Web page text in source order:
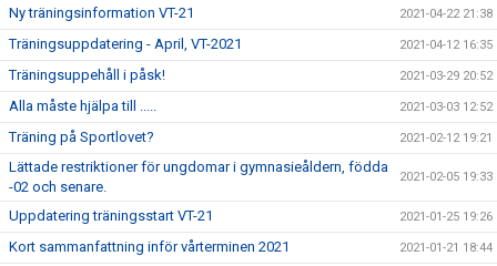
Ny träningsinformation VT-21 2021-04-22 21:38
Träningsuppdatering - April, VT-2021 2021-04-12 16:35
Träningsuppehåll i påsk! 2021-03-29 20:52
Alla måste hjälpa till ..... 2021-03-03 12:52
Träning på Sportlovet? 2021-02-12 19:21
Lättade restriktioner för ungdomar i gymnasieåldern, födda
-02 och senare.
2021-02-05 19:33
Uppdatering träningsstart VT-21 2021-01-25 19:26
Kort sammanfattning inför vårterminen 2021 2021-01-21 18:44